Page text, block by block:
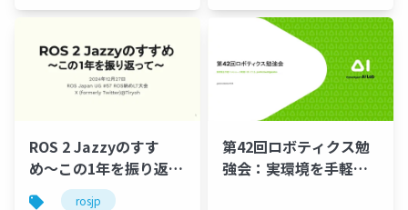
ROS 2 Jazzyのすす
め〜この1年を振り返っ
て〜
rosjp
第42回ロボティクス勉
強会：実環境を手軽に